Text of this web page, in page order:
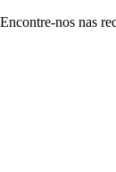
Encontre-nos nas